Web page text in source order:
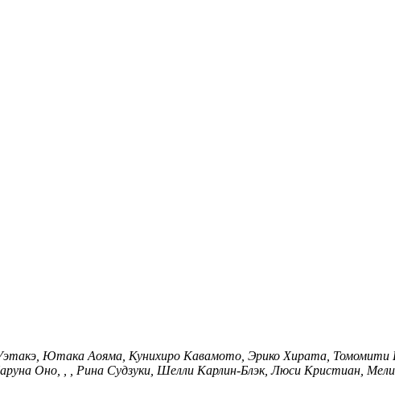
Ютака Аояма, Кунихиро Кавамото, Эрико Хирата,
Оно, , , Рина Судзуки, Шелли Карлин-Блэк, Люси Кристиан,